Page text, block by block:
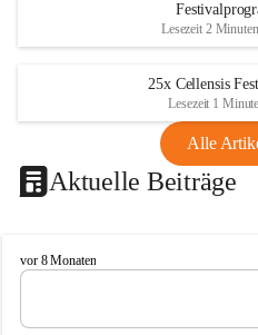
Lesezeit 2 Minuten
25x Cellensis
Lesezeit 1
Alle
Aktuelle Beiträge
C
e
l
vor 8 Monaten